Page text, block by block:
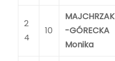
2
4
10
MAJCHRZAK
-GÓRECKA
Monika